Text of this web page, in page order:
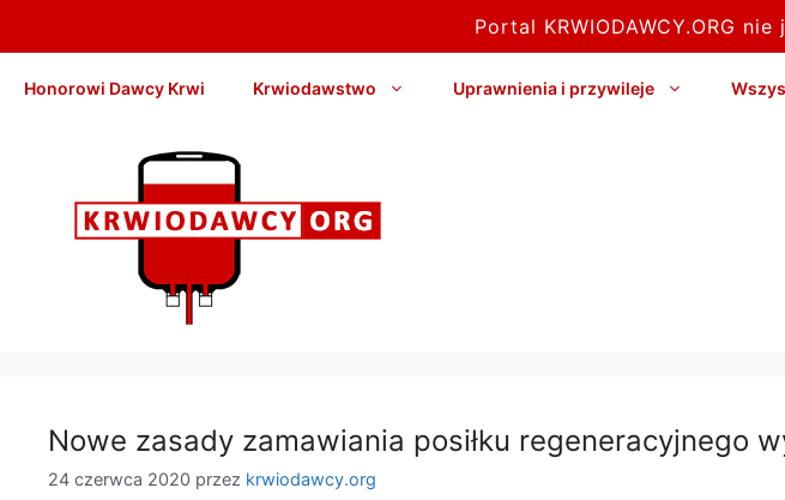
Portal KRWIODAWCY.ORG
Honorowi Dawcy Krwi Krwiodawstwo Uprawnienia i przywileje
Nowe zasady zamawiania posiłku regeneracyjnego
24 czerwca 2020 przez krwiodawcy.org